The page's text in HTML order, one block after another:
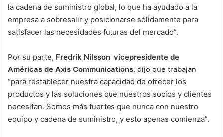
la cadena de suministro global, lo que ha ayudado a la
empresa a sobresalir y posicionarse sólidamente para
satisfacer las necesidades futuras del mercado”.
Por su parte, Fredrik Nilsson, vicepresidente de
Américas de Axis Communications, dijo que trabajan
“para restablecer nuestra capacidad de ofrecer los
productos y las soluciones que nuestros socios y clientes
necesitan. Somos más fuertes que nunca con nuestro
equipo y cadena de suministro, y esto apenas comienza”.